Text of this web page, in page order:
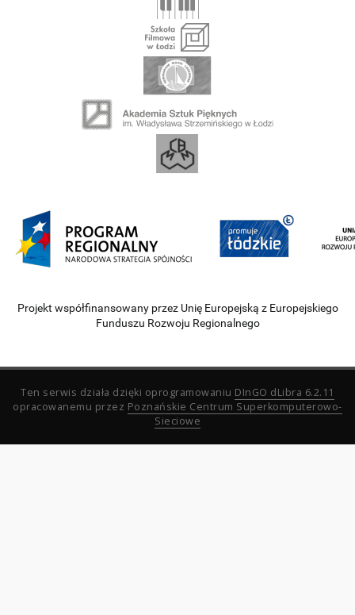
Projekt współfinansowany przez Unię Europejską z Europejskiego
Funduszu Rozwoju Regionalnego
Ten serwis działa dzięki oprogramowaniu DInGO dLibra 6.2.11
opracowanemu przez Poznańskie Centrum Superkomputerowo-
Sieciowe